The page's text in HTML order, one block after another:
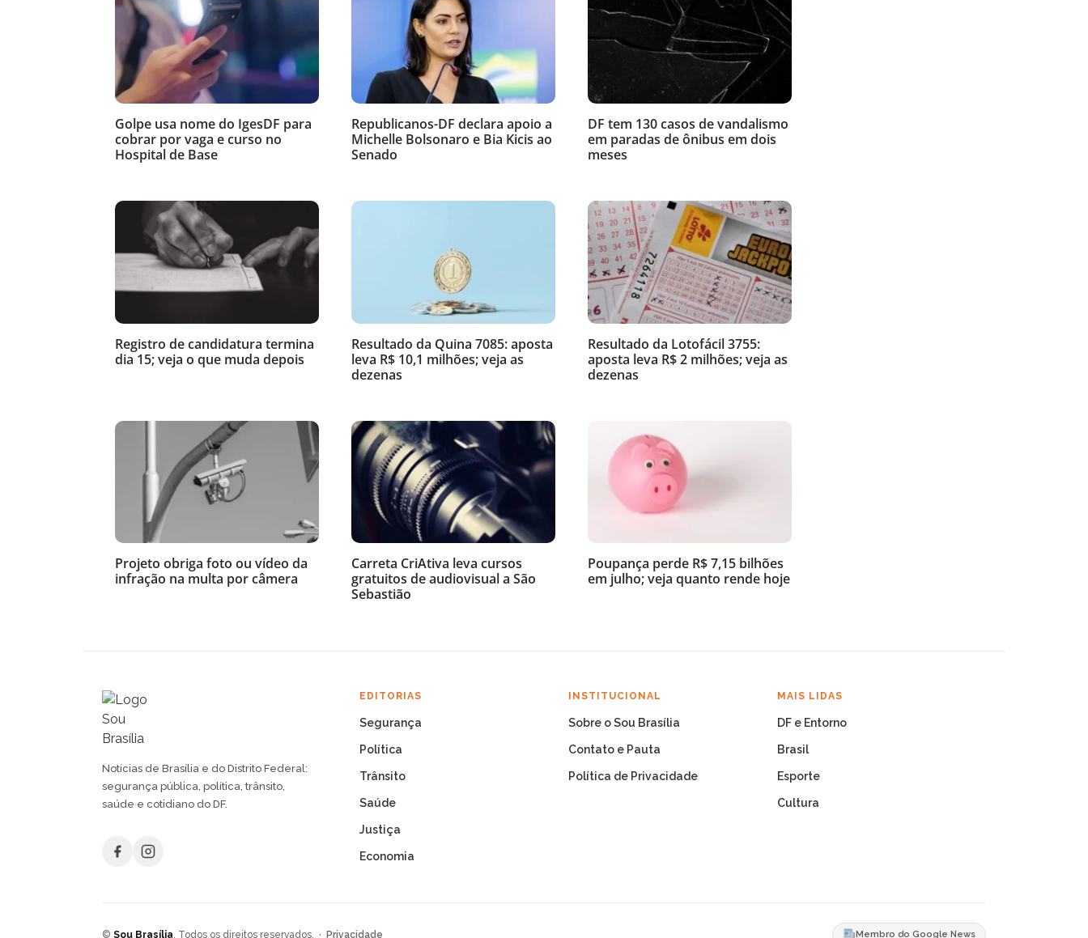
Golpe usa nome do IgesDF para
cobrar por vaga e curso no
Hospital de Base
Republicanos-DF declara apoio a
Michelle Bolsonaro e Bia Kicis ao
Senado
DF tem 130 casos de vandalismo
em paradas de ônibus em dois
meses
Registro de candidatura termina
dia 15; veja o que muda depois
Resultado da Quina 7085: aposta
leva R$ 10,1 milhões; veja as
dezenas
Resultado da Lotofácil 3755:
aposta leva R$ 2 milhões; veja as
dezenas
Projeto obriga foto ou vídeo da
infração na multa por câmera
Carreta CriAtiva leva cursos
gratuitos de audiovisual a São
Sebastião
Poupança perde R$ 7,15 bilhões
em julho; veja quanto rende hoje
Notícias de Brasília e do Distrito Federal:
segurança pública, política, trânsito,
saúde e cotidiano do DF.
EDITORIAS
Segurança
Política
Trânsito
Saúde
Justiça
Economia
INSTITUCIONAL
Sobre o Sou Brasília
Contato e Pauta
Política de Privacidade
MAIS LIDAS
DF e Entorno
Brasil
Esporte
Cultura
© Sou Brasília. Todos os direitos reservados. · Privacidade Membro do Google News